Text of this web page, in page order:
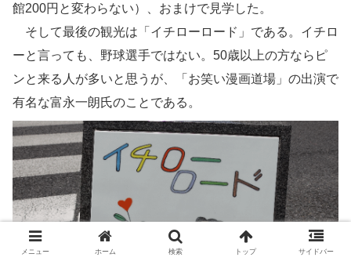
館200円と変わらない）、おまけで見学した。
そして最後の観光は「イチローロード」である。イチロ
ーと言っても、野球選手ではない。50歳以上の方ならピ
ンと来る人が多いと思うが、「お笑い漫画道場」の出演で
有名な富永一朗氏のことである。
メニュー ホーム 検索 トップ サイドバー